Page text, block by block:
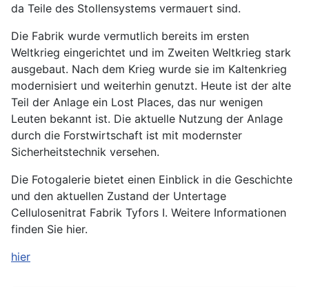
da Teile des Stollensystems vermauert sind.
Die Fabrik wurde vermutlich bereits im ersten
Weltkrieg eingerichtet und im Zweiten Weltkrieg stark
ausgebaut. Nach dem Krieg wurde sie im Kaltenkrieg
modernisiert und weiterhin genutzt. Heute ist der alte
Teil der Anlage ein Lost Places, das nur wenigen
Leuten bekannt ist. Die aktuelle Nutzung der Anlage
durch die Forstwirtschaft ist mit modernster
Sicherheitstechnik versehen.
Die Fotogalerie bietet einen Einblick in die Geschichte
und den aktuellen Zustand der Untertage
Cellulosenitrat Fabrik Tyfors I. Weitere Informationen
finden Sie hier.
hier